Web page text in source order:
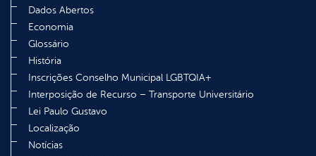
Dados Abertos
Economia
Glossário
História
Inscrições Conselho Municipal LGBTQIA+
Interposição de Recurso – Transporte Universitário
Lei Paulo Gustavo
Localização
Notícias